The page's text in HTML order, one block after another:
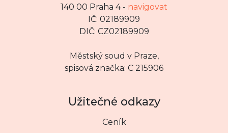
140 00 Praha 4 - navigovat
IČ: 02189909
DIČ: CZ02189909
Městský soud v Praze,
spisová značka: C 215906
Užitečné odkazy
Ceník